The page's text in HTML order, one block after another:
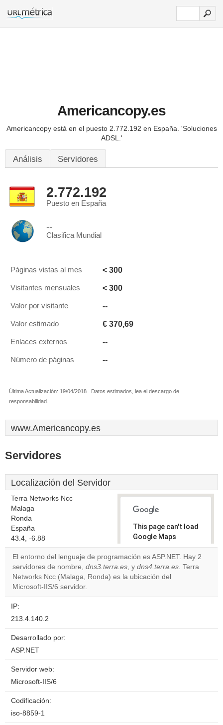
Americancopy.es
Americancopy está en el puesto 2.772.192 en España. 'Soluciones
ADSL.'
Análisis Servidores
2.772.192
Puesto en España
--
Clasifica Mundial
Páginas vistas al mes < 300
Visitantes mensuales < 300
Valor por visitante --
Valor estimado € 370,69
Enlaces externos --
Número de páginas --
Última Actualización: 19/04/2018 . Datos estimados, lea el descargo de
responsabilidad.
www.Americancopy.es
Servidores
Localización del Servidor
Terra Networks Ncc
Malaga
Ronda
España
43.4, -6.88
This page can't load
Google Maps
correctly.
Do you
own this
El entorno del lenguaje de programación es ASP.NET. Hay 2
servidores de nombre, dns3.terra.es, y dns4.terra.es. Terra
Networks Ncc (Malaga, Ronda) es la ubicación del
Microsoft-IIS/6 servidor.
IP:
213.4.140.2
Desarrollado por:
ASP.NET
Servidor web:
Microsoft-IIS/6
Codificación:
iso-8859-1